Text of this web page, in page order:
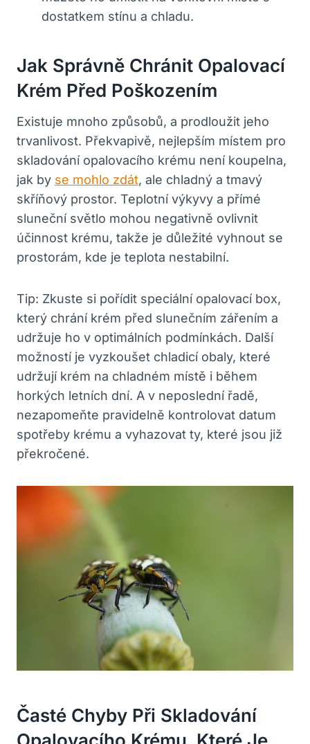
dostatkem stínu a chladu.
Jak Správně Chránit Opalovací
Krém Před Poškozením
Existuje mnoho způsobů, a prodloužit jeho
trvanlivost. Překvapivě, nejlepším místem pro
skladování opalovacího krému není koupelna,
jak by se mohlo zdát, ale chladný a tmavý
skříňový prostor. Teplotní výkyvy a přímé
sluneční světlo mohou negativně ovlivnit
účinnost krému, takže je důležité vyhnout se
prostorám, kde je teplota nestabilní.
Tip: Zkuste si pořídit speciální opalovací box,
který chrání krém před slunečním zářením a
udržuje ho v optimálních podmínkách. Další
možností je vyzkoušet chladicí obaly, které
udržují krém na chladném místě i během
horkých letních dní. A v neposlední řadě,
nezapomeňte pravidelně kontrolovat datum
spotřeby krému a vyhazovat ty, které jsou již
překročené.
Časté Chyby Při Skladování